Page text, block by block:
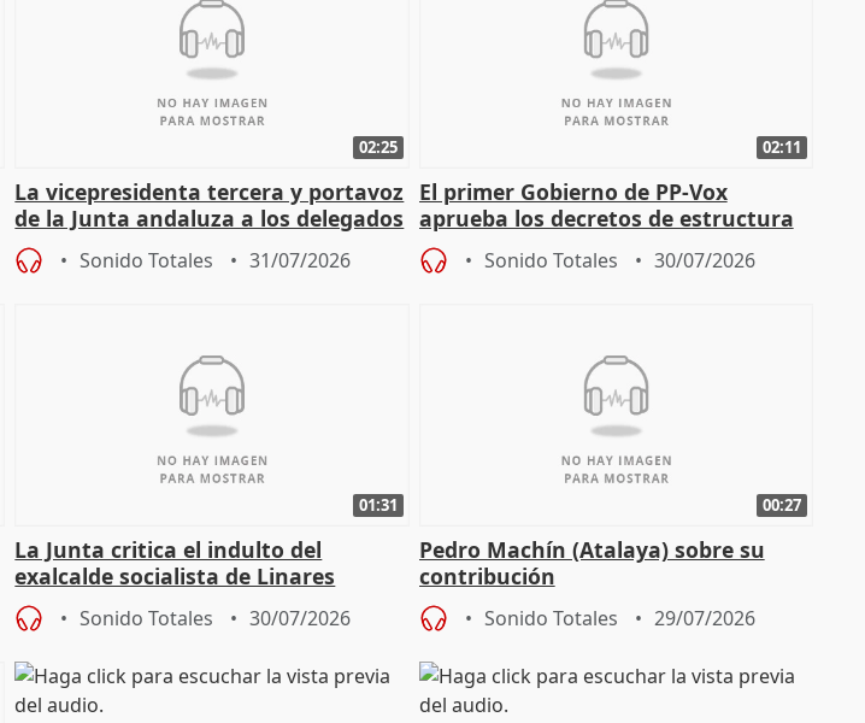
02:25
La vicepresidenta tercera y portavoz
de la Junta andaluza a los delegados
territoriales en Málaga
Sonido Totales 31/07/2026
02:11
El primer Gobierno de PP-Vox
aprueba los decretos de estructura
de sus consejerías
Sonido Totales 30/07/2026
01:31
La Junta critica el indulto del
exalcalde socialista de Linares
"condenado por corrupción"
Sonido Totales 30/07/2026
00:27
Pedro Machín (Atalaya) sobre su
contribución
Sonido Totales 29/07/2026